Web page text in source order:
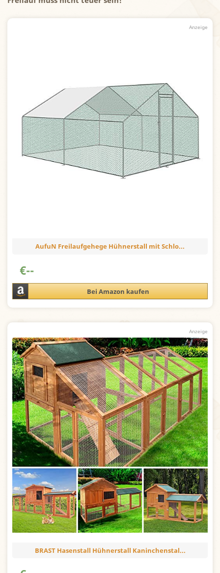
AufuN Freilaufgehege Hühnerstall mit Schlo...
€--
Bei Amazon kaufen
BRAST Hasenstall Hühnerstall Kaninchenstal...